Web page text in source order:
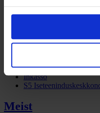
Arvete ost
Liising
Inkasso
S5
Meist